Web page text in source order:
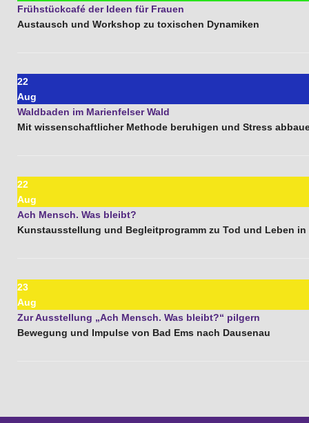
Frühstückcafé der Ideen für Frauen
Austausch und Workshop zu toxischen Dynamiken
22
Aug
Waldbaden im Marienfelser Wald
Mit wissenschaftlicher Methode beruhigen und Stress
22
Aug
Ach Mensch. Was bleibt?
Kunstausstellung und Begleitprogramm zu Tod und Leben in
23
Aug
Zur Ausstellung „Ach Mensch. Was bleibt?“ pilgern
Bewegung und Impulse von Bad Ems nach Dausenau